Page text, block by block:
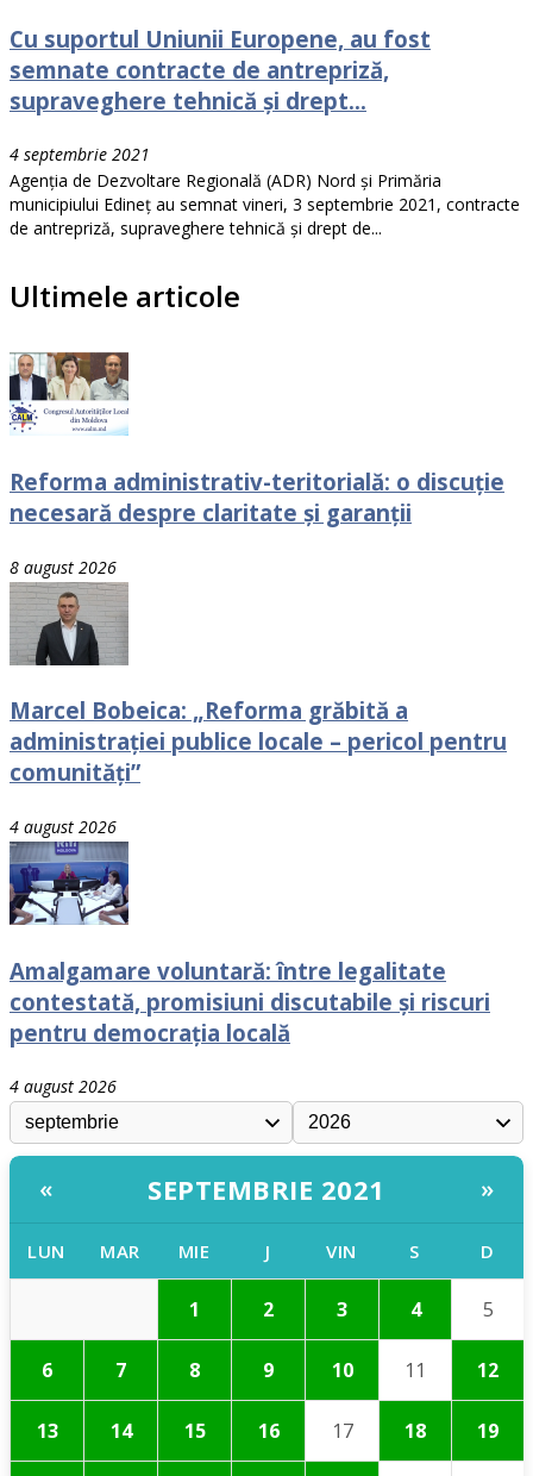
Cu suportul Uniunii Europene, au fost
semnate contracte de antrepriză,
supraveghere tehnică și drept...
4 septembrie 2021
Agenția de Dezvoltare Regională (ADR) Nord și Primăria
municipiului Edineț au semnat vineri, 3 septembrie 2021, contracte
de antrepriză, supraveghere tehnică și drept de...
Ultimele articole
Reforma administrativ-teritorială: o discuție
necesară despre claritate și garanții
8 august 2026
Marcel Bobeica: „Reforma grăbită a
administrației publice locale – pericol pentru
comunități”
4 august 2026
Amalgamare voluntară: între legalitate
contestată, promisiuni discutabile și riscuri
pentru democrația locală
4 august 2026
« SEPTEMBRIE 2021 »
LUN MAR MIE J VIN S D
1 2 3 4 5
6 7 8 9 10 11 12
13 14 15 16 17 18 19